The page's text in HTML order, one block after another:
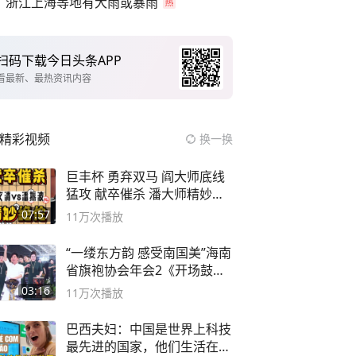
码下载今日头条APP
最新、最热资讯内容
精彩视频 换一换
07:57
巨丰杯 勇弃双马 阎大师底线
猛攻 献卒催杀 潘大师精妙入
局
11万次播放
03:16
“一缕东方韵 感受南国美”海南
省旗袍协会年会2《开场鼓》
二团
11万次播放
巴西夫妇：中国是世界上科技
最先进的国家，他们生活在